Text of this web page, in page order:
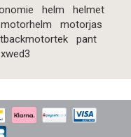
helm
helmet
motorhelm
motorjas
pant
xwed3